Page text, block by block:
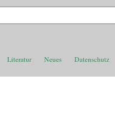
Literatur Neues Datenschutz